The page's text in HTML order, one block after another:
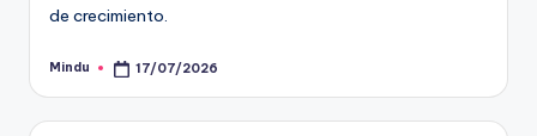
de crecimiento.
Publicado
Mindu 17/07/2026